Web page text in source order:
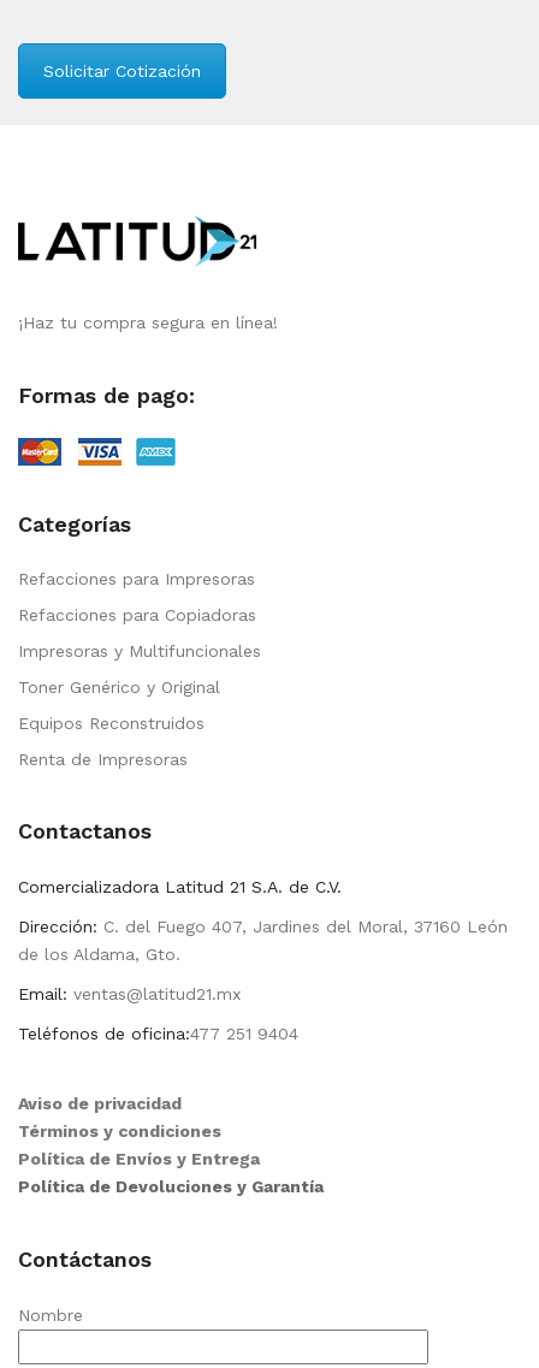
Solicitar Cotización
¡Haz tu compra segura en línea!
Formas de pago:
Categorías
Refacciones para Impresoras
Refacciones para Copiadoras
Impresoras y Multifuncionales
Toner Genérico y Original
Equipos Reconstruidos
Renta de Impresoras
Contactanos
Comercializadora Latitud 21 S.A. de C.V.
Dirección: C. del Fuego 407, Jardines del Moral, 37160 León
de los Aldama, Gto.
Email: ventas@latitud21.mx
Teléfonos de oficina:477 251 9404
Aviso de privacidad
Términos y condiciones
Política de Envíos y Entrega
Política de Devoluciones y Garantía
Contáctanos
Nombre